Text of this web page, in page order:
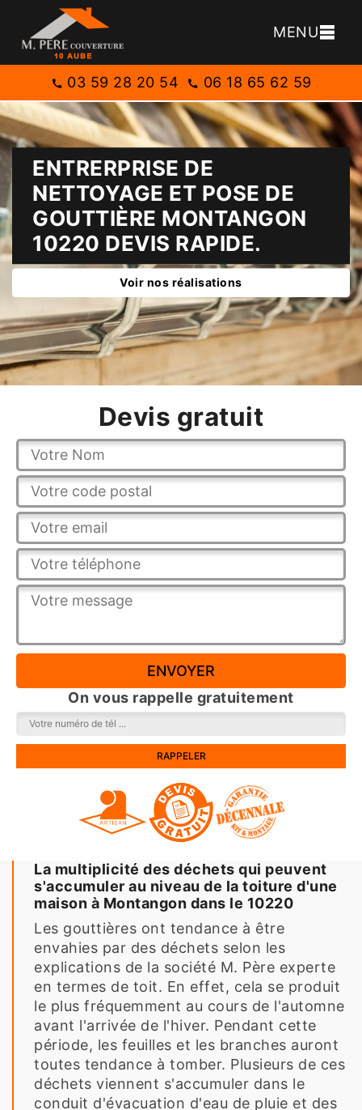
MENU
03 59 28 20 54 06 18 65 62 59
ENTRERPRISE DE
NETTOYAGE ET POSE DE
GOUTTIÈRE MONTANGON
10220 DEVIS RAPIDE.
Voir nos réalisations
Devis gratuit
On vous rappelle gratuitement
La multiplicité des déchets qui peuvent
s'accumuler au niveau de la toiture d'une
maison à Montangon dans le 10220
Les gouttières ont tendance à être
envahies par des déchets selon les
explications de la société M. Père experte
en termes de toit. En effet, cela se produit
le plus fréquemment au cours de l'automne
avant l'arrivée de l'hiver. Pendant cette
période, les feuilles et les branches auront
toutes tendance à tomber. Plusieurs de ces
déchets viennent s'accumuler dans le
conduit d'évacuation d'eau de pluie et des